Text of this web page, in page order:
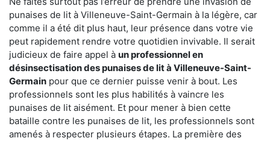
punaises de lit à Villeneuve-Saint-Germain à la légère, car
comme il a été dit plus haut, leur présence dans votre vie
peut rapidement rendre votre quotidien invivable. Il serait
judicieux de faire appel à un professionnel en
désinsectisation des punaises de lit à Villeneuve-Saint-
Germain pour que ce dernier puisse venir à bout. Les
professionnels sont les plus habilités à vaincre les
punaises de lit aisément. Et pour mener à bien cette
bataille contre les punaises de lit, les professionnels sont
amenés à respecter plusieurs étapes. La première des